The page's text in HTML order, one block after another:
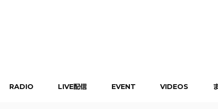
RADIO LIVE配信 EVENT VIDEOS